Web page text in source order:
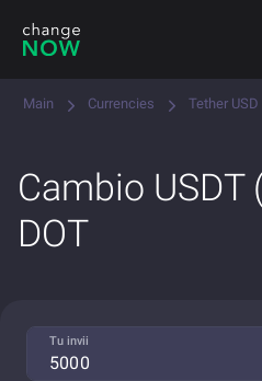
Main Currencies Tether USD
Cambio USDT
DOT
Tu invii